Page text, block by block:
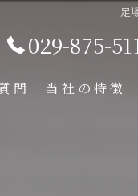
足
029-875-
問 当社の特徴